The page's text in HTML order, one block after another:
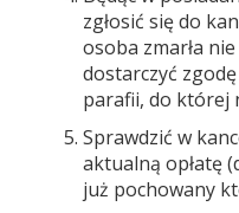
zgłosić się do
osoba zmarła
dostarczyć
parafii, do której
Sprawdzić w
aktualną opłatę
już pochowany